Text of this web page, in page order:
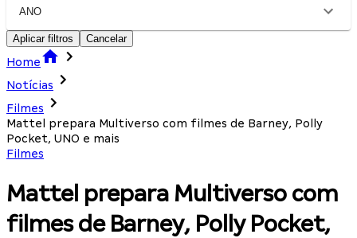
ANO
Aplicar filtros Cancelar
Home
Notícias
Filmes
Mattel prepara Multiverso com filmes de Barney, Polly
Pocket, UNO e mais
Filmes
Mattel prepara Multiverso com
filmes de Barney, Polly Pocket,